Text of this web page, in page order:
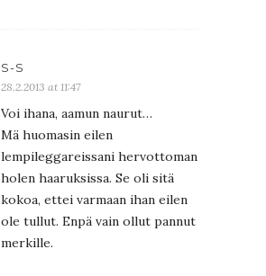
S-S
28.2.2013 at 11:47
Voi ihana, aamun naurut…
Mä huomasin eilen
lempileggareissani hervottoman
holen haaruksissa. Se oli sitä
kokoa, ettei varmaan ihan eilen
ole tullut. Enpä vain ollut pannut
merkille.